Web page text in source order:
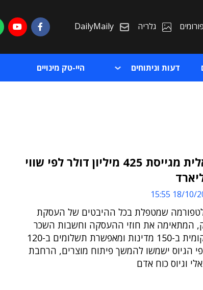
פורומים גלריה DailyMaily
דעות וניתוחים היי-טק מינויים
דיל הישראלית מגייסת 425 מיליון דולר לפי שווי
18/10/2021
שמטפלת בכל ההיבטים של העסקת
המתאימה את חוזי ההעסקה וחשבות השכר
לרגולציה המקומית ב-150 מדינות ומאפשרת תשלומים ב-120
הגיוס ישמשו להמשך פיתוח מוצרים, הרחבת
וגיוס כוח אדם